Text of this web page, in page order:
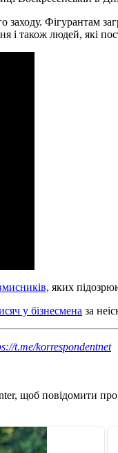
Фігурантам
також людей, які
яких
у бізнесмена за
t.me/korrespondentnet
щоб повідомити